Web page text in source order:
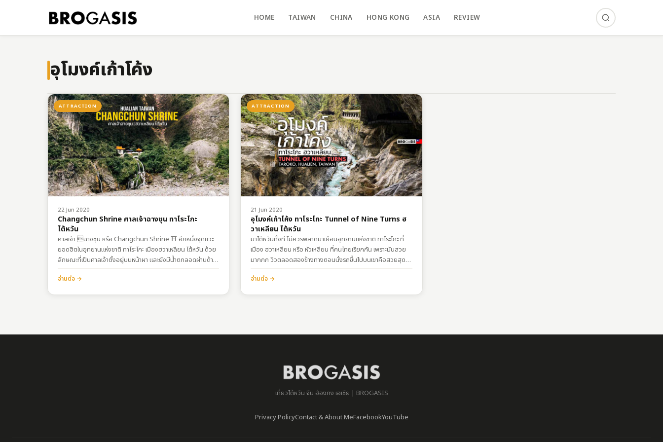
HOME TAIWAN CHINA HONG KONG ASIA REVIEW
อุโมงค์เก้าโค้ง
ATTRACTION
22 Jun 2020
Changchun Shrine ศาลเจ้าฉางชุน ทาโระโกะ
ไต้หวัน
ศาลเจ้า ฉางชุน หรือ Changchun Shrine ⛩ อีกหนึ่งจุดแวะ
ยอดฮิตในอุทยานแห่งชาติ ทาโระโกะ เมืองฮวาเหลียน ไต้หวัน ด้วย
ลักษณะที่เป็นศาลเจ้าตั้งอยู่บนหน้าผา และยังมีน้ำตกลอดผ่านด้าน
ใต้ของศาลเจ้าอีก ทำให้ที่นี่สวยแปลกไม่เหมือนใคร เหมาะแก่การ
ถ่ายรูปมาก การเดินทางพิกัด:
อ่านต่อ →
ATTRACTION
21 Jun 2020
อุโมงค์เก้าโค้ง ทาโระโกะ Tunnel of Nine Turns ฮ
วาเหลียน ไต้หวัน
มาไต้หวันทั้งที ไม่ควรพลาดมาเยือนอุทยานแห่งชาติ ทาโระโกะ ที่
เมือง ฮวาเหลียน หรือ หัวเหลียน ที่คนไทยเรียกกัน เพราะมันสวย
มากกก วิวตลอดสองข้างทางตอนนั่งรถขึ้นไปบนเขาคือสวยสุดๆ
จุดแวะเที่ยวในทาโระโกะก็เยอะมากๆ ทั้งเส้นทางเดินเขา จุดชมวิว
ต่างๆ เยอะจนวันเดียวยังไงก็ไม่พอ วันนี้จะพาไปที่นึง ถือว่าเป็นจุด
อ่านต่อ →
เที่ยวไต้หวัน จีน ฮ่องกง เอเชีย | BROGASIS
Privacy PolicyContact & About MeFacebookYouTube